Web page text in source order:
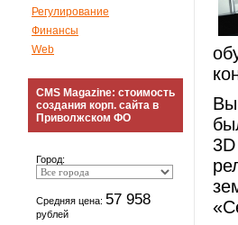
Регулирование
Финансы
Web
CMS Magazine: стоимость
создания корп. сайта в
Приволжском ФО
Город:
Средняя цена: 57 958
рублей